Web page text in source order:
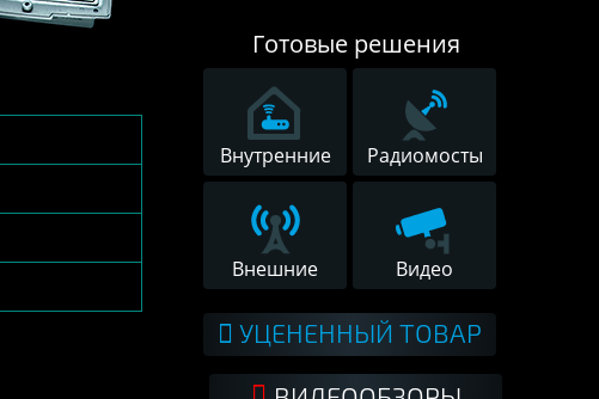
Готовые решения
Внутренние Радиомосты
Внешние Видео
УЦЕНЕННЫЙ ТОВАР